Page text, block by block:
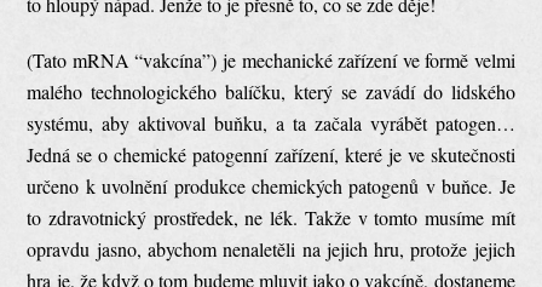
(Tato mRNA “vakcína”) je mechanické zařízení ve formě velmi
malého technologického balíčku, který se zavádí do lidského
systému, aby aktivoval buňku, a ta začala vyrábět patogen…
Jedná se o chemické patogenní zařízení, které je ve skutečnosti
určeno k uvolnění produkce chemických patogenů v buňce. Je
to zdravotnický prostředek, ne lék. Takže v tomto musíme mít
opravdu jasno, abychom nenaletěli na jejich hru, protože jejich
hra je, že když o tom budeme mluvit jako o vakcíně, dostaneme